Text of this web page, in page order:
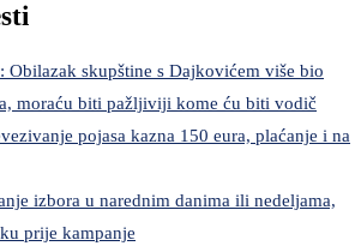
Obilazak skupštine s Dajkovićem više bio
moraću biti pažljiviji kome ću biti vodič
pojasa kazna 150 eura, plaćanje i na
izbora u narednim danima ili nedeljama,
prije kampanje